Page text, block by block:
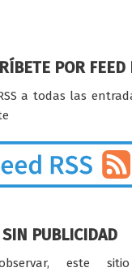
POR FEED
a todas las
SIN PUBLICIDAD
este